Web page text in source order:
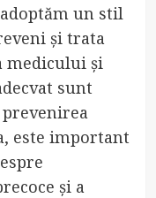
un stil
și trata
medicului și
sunt
este important
și a